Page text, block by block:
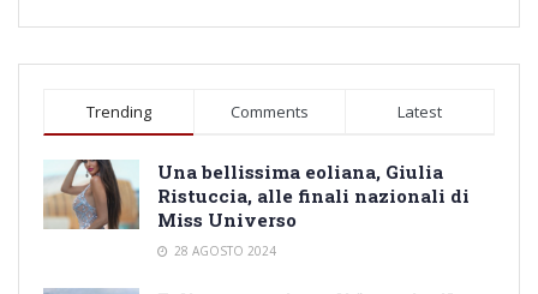
Trending Comments Latest
Una bellissima eoliana, Giulia
Ristuccia, alle finali nazionali di
Miss Universo
28 AGOSTO 2024